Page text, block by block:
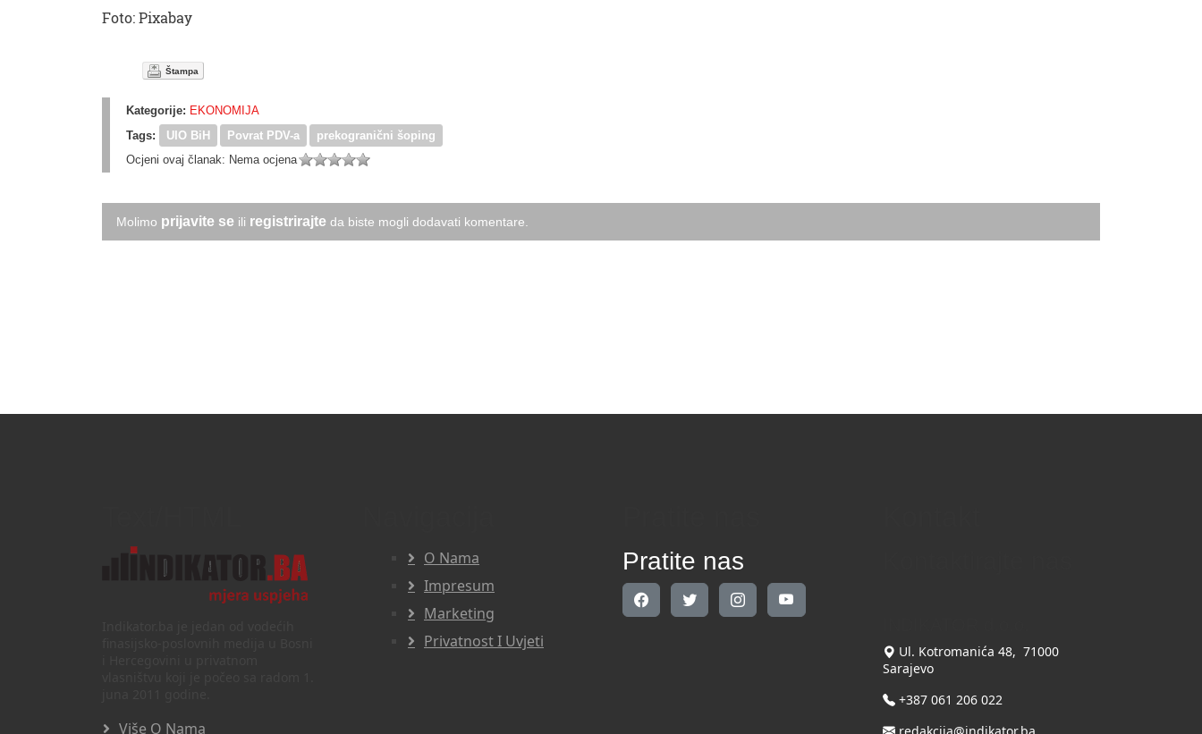
Foto: Pixabay
Štampa
Kategorije: EKONOMIJA
Tags:
UIO BiH Povrat PDV-a
prekogranični šoping
Ocjeni ovaj članak: Nema ocjena
Molimo prijavite se ili registrirajte da biste mogli dodavati komentare.
Više O Nama
O Nama
Impresum
Marketing
Privatnost I Uvjeti
Pratite nas
Ul. Kotromanića 48, 71000
Sarajevo
+387 061 206 022